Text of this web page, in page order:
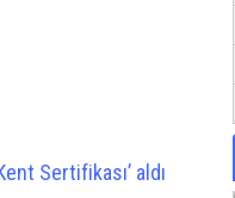
Sertifikası’ aldı